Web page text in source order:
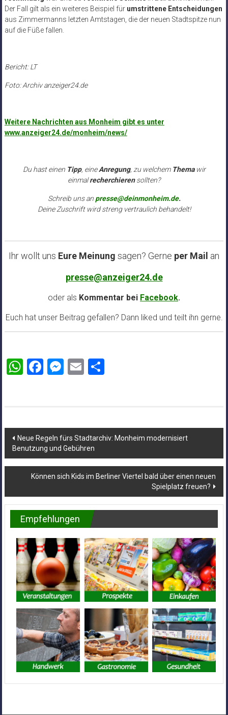
Der Fall gilt als ein weiteres Beispiel für umstrittene Entscheidungen
aus Zimmermanns letzten Amtstagen, die der neuen Stadtspitze nun
auf die Füße fallen.
Bericht: LT
Foto: Archiv anzeiger24.de
Weitere Nachrichten aus Monheim gibt es unter
www.anzeiger24.de/monheim/news/
Du hast einen Tipp, eineAnregung, zu welchem Themawir
einmalrecherchierensollten?
Schreib uns anpresse@deinmonheim.de.
Deine Zuschrift wird streng vertraulich behandelt!
Ihr wollt uns Eure Meinung sagen? Gerne per Mail an
presse@anzeiger24.de
oder als Kommentar bei Facebook.
Euch hat unser Beitrag gefallen? Dann liked und teilt ihn gerne.
WhatsApp
Facebook
Messenger
Email
Beitragsnavigation
Neue Regeln fürs Stadtarchiv: Monheim modernisiert
Benutzung und Gebühren
Können sich Kids im Berliner Viertel bald über einen neuen
Spielplatz freuen?
Empfehlungen